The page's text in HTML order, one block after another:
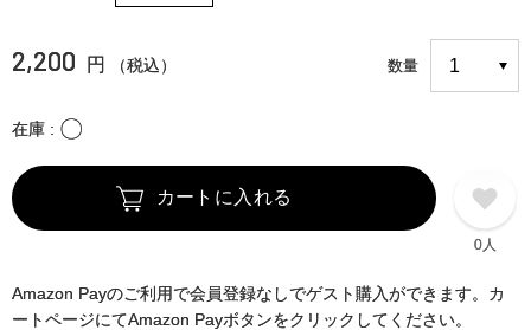
2,200 円 （税込） 数量
在庫 〇
カートに入れる
0人
Amazon Payのご利用で会員登録なしでゲスト購入ができます。カ
ートページにてAmazon Payボタンをクリックしてください。